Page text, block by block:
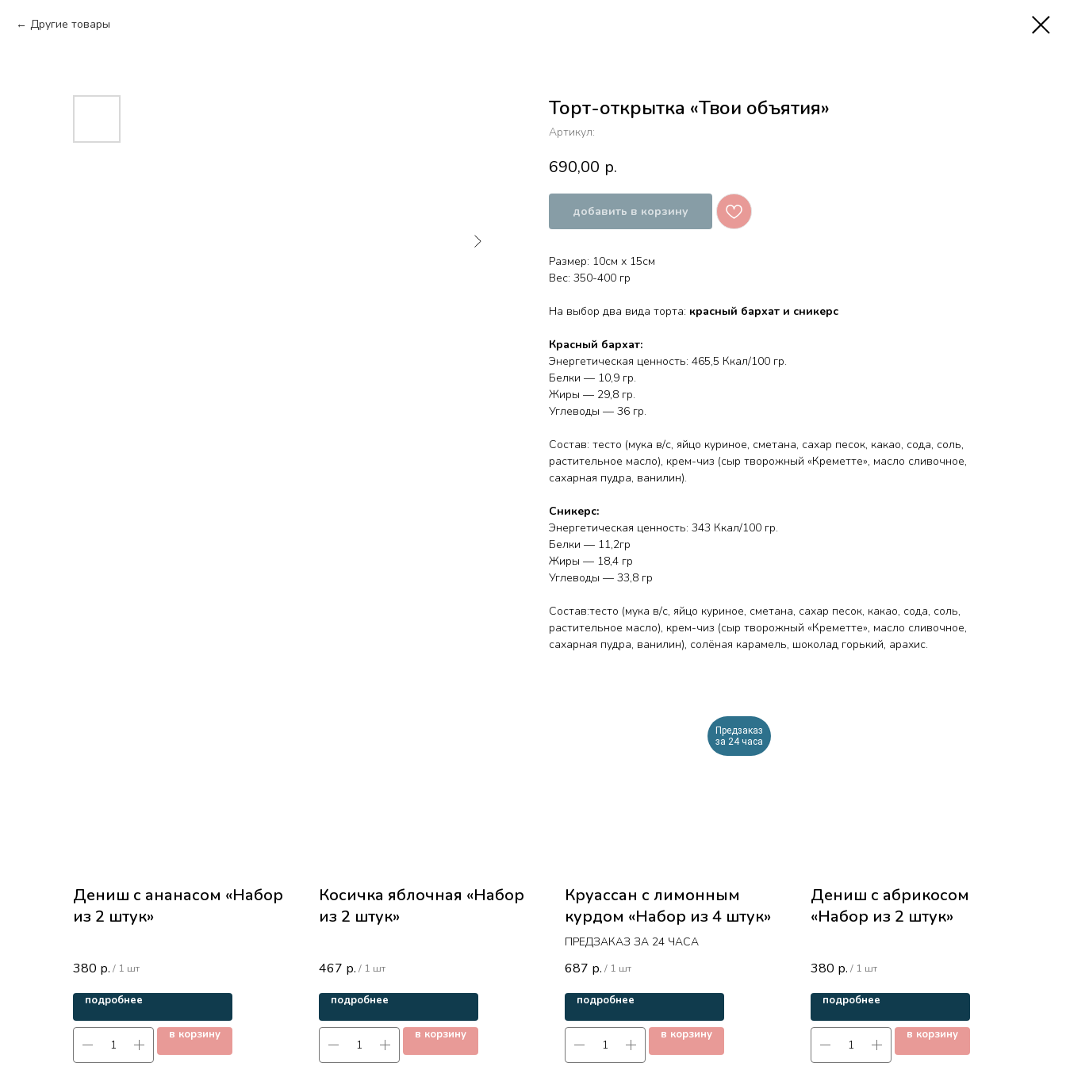
Другие товары
Торт-открытка «Твои объятия»
Артикул:
690,00 р.
добавить в корзину
Размер: 10см х 15см
Вес: 350-400 гр
На выбор два вида торта: красный бархат и сникерс
Красный бархат:
Энергетическая ценность: 465,5 Ккал/100 гр.
Белки — 10,9 гр.
Жиры — 29,8 гр.
Углеводы — 36 гр.
Состав: тесто (мука в/с, яйцо куриное, сметана, сахар песок, какао, сода, соль,
растительное масло), крем-чиз (сыр творожный «Креметте», масло сливочное,
сахарная пудра, ванилин).
Сникерс:
Энергетическая ценность: 343 Ккал/100 гр.
Белки — 11,2гр
Жиры — 18,4 гр
Углеводы — 33,8 гр
Состав:тесто (мука в/с, яйцо куриное, сметана, сахар песок, какао, сода, соль,
растительное масло), крем-чиз (сыр творожный «Креметте», масло сливочное,
сахарная пудра, ванилин), солёная карамель, шоколад горький, арахис.
Дениш с ананасом «Набор
из 2 штук»
380 р. / 1 шт
подробнее
в корзину
Косичка яблочная «Набор
из 2 штук»
467 р. / 1 шт
подробнее
в корзину
Предзаказ
за 24 часа
Круассан с лимонным
курдом «Набор из 4 штук»
ПРЕДЗАКАЗ ЗА 24 ЧАСА
687 р. / 1 шт
подробнее
в корзину
Дениш с абрикосом
«Набор из 2 штук»
380 р. / 1 шт
подробнее
в корзину